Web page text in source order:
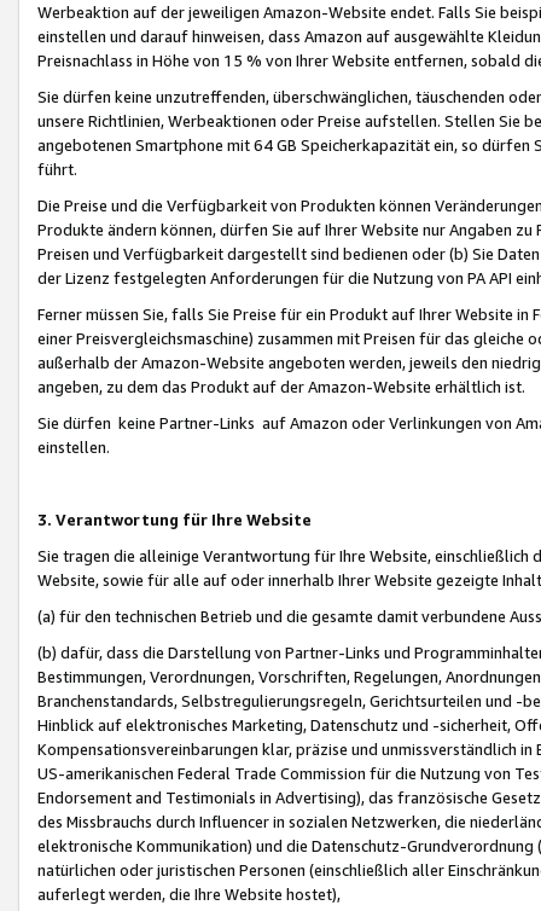
Werbeaktion auf der jeweiligen Amazon-Website endet. Falls Sie
einstellen und darauf hinweisen, dass Amazon auf ausgewählte
Preisnachlass in Höhe von 15 % von Ihrer Website entfernen, sobald
Sie dürfen keine unzutreffenden, überschwänglichen, täuschenden
unsere Richtlinien, Werbeaktionen oder Preise aufstellen. Stellen Sie
angebotenen Smartphone mit 64 GB Speicherkapazität ein, so dürfen
führt.
Die Preise und die Verfügbarkeit von Produkten können
Produkte ändern können, dürfen Sie auf Ihrer Website nur Angaben
Preisen und Verfügbarkeit dargestellt sind bedienen oder (b) Sie
der Lizenz festgelegten Anforderungen für die Nutzung von PA API
Ferner müssen Sie, falls Sie Preise für ein Produkt auf Ihrer Website
einer Preisvergleichsmaschine) zusammen mit Preisen für das
außerhalb der Amazon-Website angeboten werden, jeweils den
angeben, zu dem das Produkt auf der Amazon-Website erhältlich ist.
Sie dürfen keine Partner-Links auf Amazon oder Verlinkungen von
einstellen.
3. Verantwortung für Ihre Website
Sie tragen die alleinige Verantwortung für Ihre Website,
Website, sowie für alle auf oder innerhalb Ihrer Website gezeigte
(a) für den technischen Betrieb und die gesamte damit verbundene
(b) dafür, dass die Darstellung von Partner-Links und
Bestimmungen, Verordnungen, Vorschriften, Regelungen,
Branchenstandards, Selbstregulierungsregeln, Gerichtsurteilen und -
Hinblick auf elektronisches Marketing, Datenschutz und -sicherheit,
Kompensationsvereinbarungen klar, präzise und unmissverständlich
US-amerikanischen Federal Trade Commission für die Nutzung von
Endorsement and Testimonials in Advertising), das französische
des Missbrauchs durch Influencer in sozialen Netzwerken, die
elektronische Kommunikation) und die Datenschutz-
natürlichen oder juristischen Personen (einschließlich aller
auferlegt werden, die Ihre Website hostet),